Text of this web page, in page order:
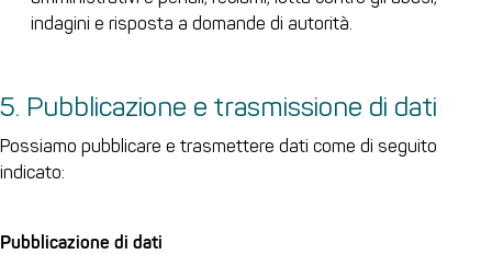
indagini e risposta a domande di autorità.
5. Pubblicazione e trasmissione di dati
Possiamo pubblicare e trasmettere dati come di seguito
indicato:
Pubblicazione di dati